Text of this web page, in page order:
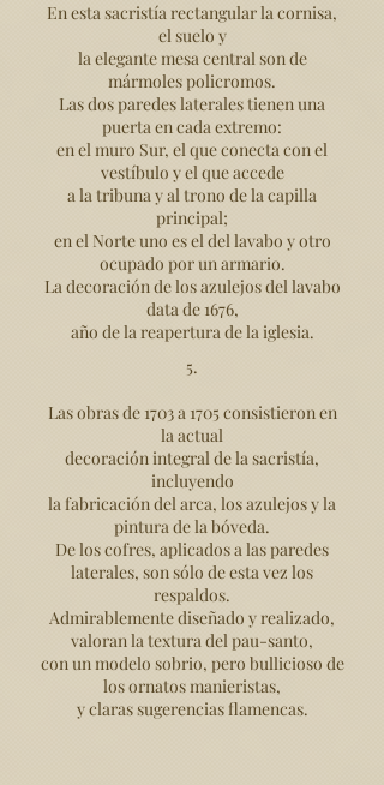
En esta sacristía rectangular la cornisa,
el suelo y
la elegante mesa central son de
mármoles policromos.
Las dos paredes laterales tienen una
puerta en cada extremo:
en el muro Sur, el que conecta con el
vestíbulo y el que accede
a la tribuna y al trono de la capilla
principal;
en el Norte uno es el del lavabo y otro
ocupado por un armario.
La decoración de los azulejos del lavabo
data de 1676,
año de la reapertura de la iglesia.
5.
Las obras de 1703 a 1705 consistieron en
la actual
decoración integral de la sacristía,
incluyendo
la fabricación del arca, los azulejos y la
pintura de la bóveda.
De los cofres, aplicados a las paredes
laterales, son sólo de esta vez los
respaldos.
Admirablemente diseñado y realizado,
valoran la textura del pau-santo,
con un modelo sobrio, pero bullicioso de
los ornatos manieristas,
y claras sugerencias flamencas.